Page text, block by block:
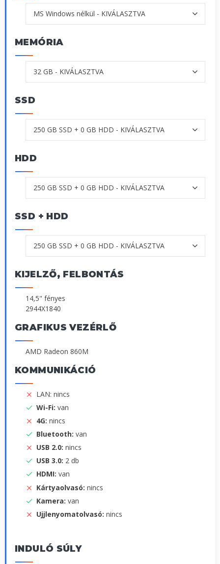
MEMÓRIA
SSD
HDD
SSD + HDD
KIJELZŐ, FELBONTÁS
14,5" fényes
2944X1840
GRAFIKUS VEZÉRLŐ
AMD Radeon 860M
KOMMUNIKÁCIÓ
LAN: nincs
Wi-Fi: van
4G: nincs
Bluetooth: van
USB 2.0: nincs
USB 3.0: 2 db
HDMI: van
Kártyaolvasó: nincs
Kamera: van
Ujjlenyomatolvasó: nincs
INDULÓ SÚLY